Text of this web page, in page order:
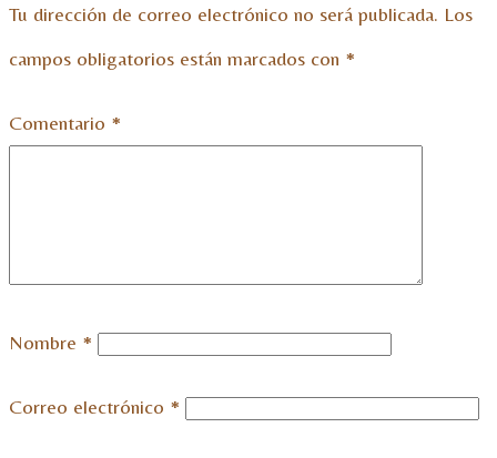
Tu dirección de correo electrónico no será publicada. Los
campos obligatorios están marcados con *
Comentario *
Nombre *
Correo electrónico *